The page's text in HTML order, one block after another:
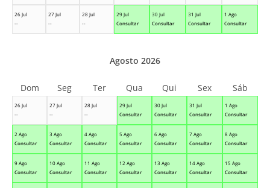
26 Jul
--
27 Jul
--
28 Jul
--
29 Jul
Consultar
30 Jul
Consultar
31 Jul
Consultar
1 Ago
Consultar
26 Jul
--
27 Jul
--
28 Jul
--
29 Jul
Consultar
30 Jul
Consultar
31 Jul
Consultar
1 Ago
Consultar
2 Ago
Consultar
3 Ago
Consultar
4 Ago
Consultar
5 Ago
Consultar
6 Ago
Consultar
7 Ago
Consultar
8 Ago
Consultar
9 Ago
Consultar
10 Ago
Consultar
11 Ago
Consultar
12 Ago
Consultar
13 Ago
Consultar
14 Ago
Consultar
15 Ago
Consultar
Agosto 2026
Dom Seg Ter Qua Qui Sex Sáb